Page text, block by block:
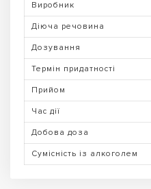
Виробник
Діюча речовина
Дозування
Термін придатності
Прийом
Час дії
Добова доза
Сумісність із алкоголем